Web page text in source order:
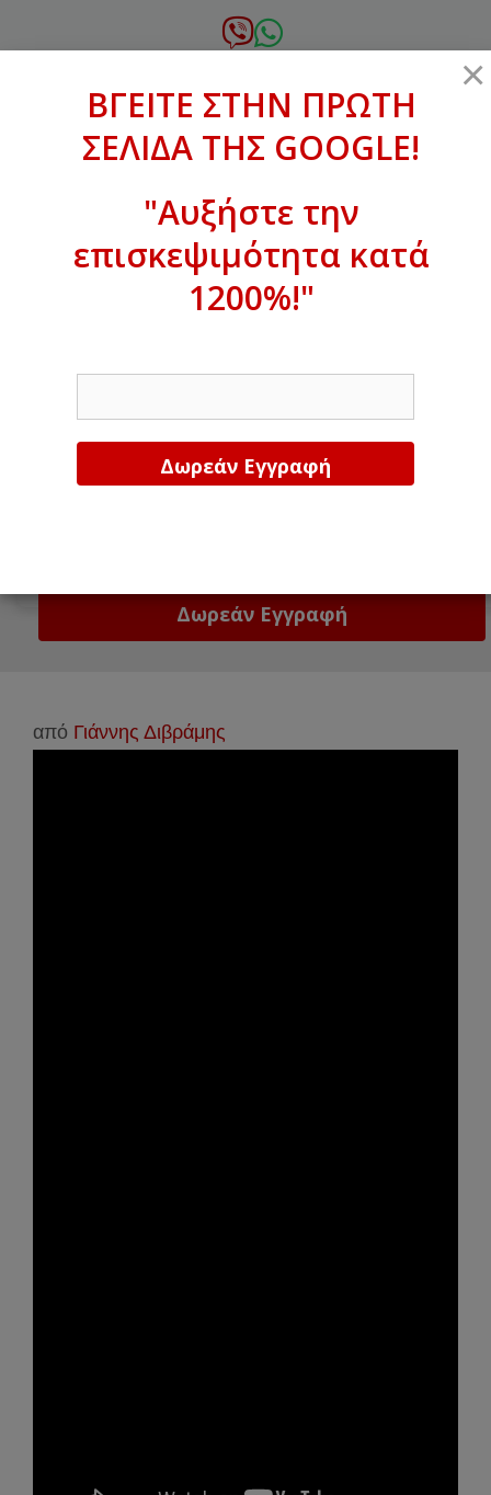
σε
xanthogenous@gmail.com
ΒΓΕΙΤΕ ΣΤΗΝ ΠΡΩΤΗ ΣΕΛΙΔΑ ΤΗΣ
GOOGLE!
από Γιάννης Διβράμης
×
ΒΓΕΙΤΕ ΣΤΗΝ ΠΡΩΤΗ
ΣΕΛΙΔΑ ΤΗΣ GOOGLE!
"Αυξήστε την
επισκεψιμότητα κατά
1200%!"